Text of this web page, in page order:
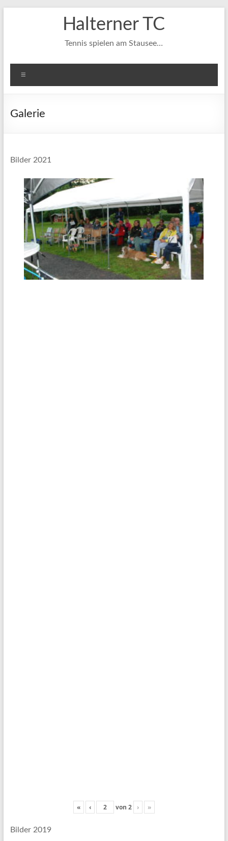
Halterner TC
Tennis spielen am Stausee…
Galerie
Bilder 2021
« ‹ von 2 › »
Bilder 2019